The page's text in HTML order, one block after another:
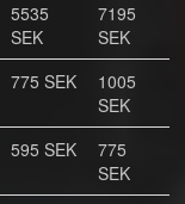
5535
SEK
7195
SEK
775 SEK
1005
SEK
595 SEK
775
SEK